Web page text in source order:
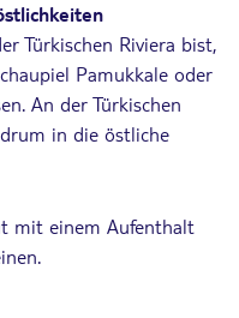
Türkischen Riviera bist,
Pamukkale oder
An der Türkischen
in die östliche
mit einem Aufenthalt